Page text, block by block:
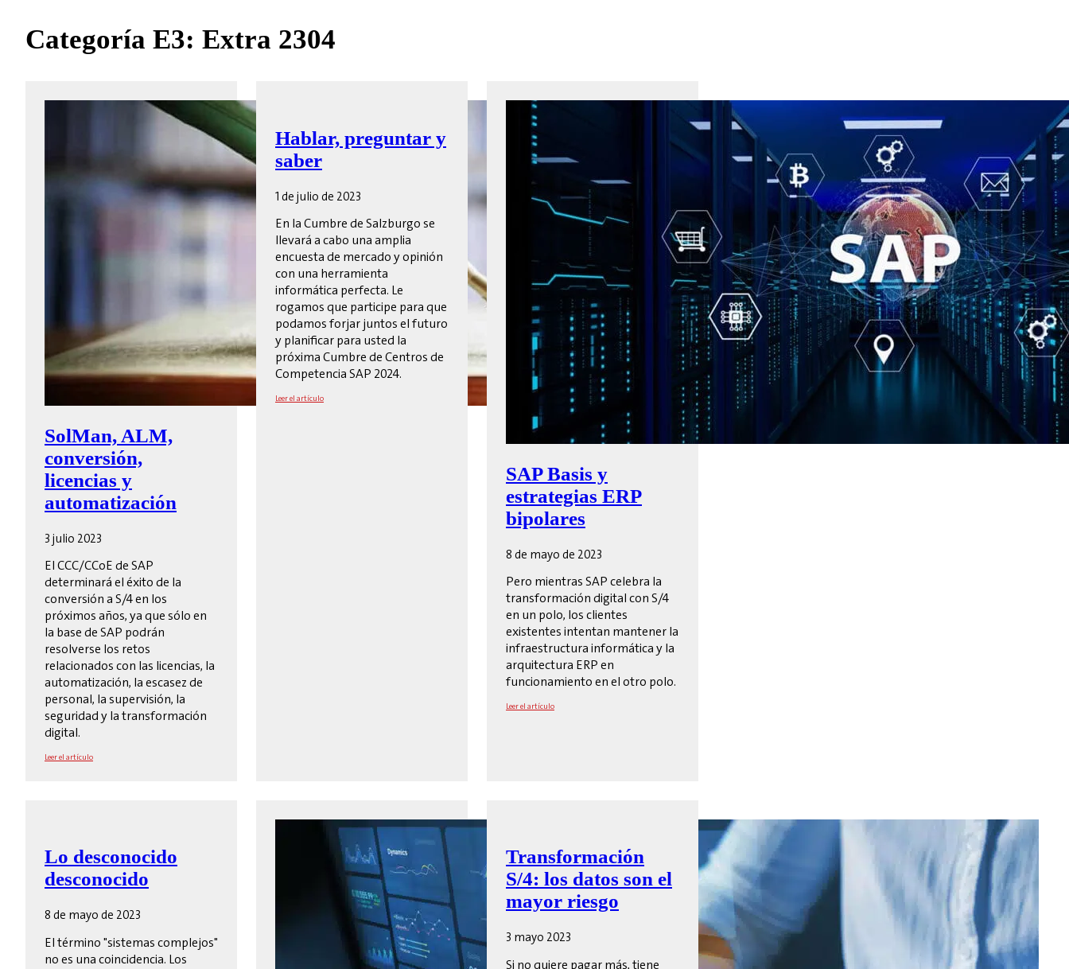
Categoría E3: Extra 2304
SolMan, ALM,
conversión,
licencias y
automatización
3 julio 2023
El CCC/CCoE de SAP
determinará el éxito de la
conversión a S/4 en los
próximos años, ya que sólo en
la base de SAP podrán
resolverse los retos
relacionados con las licencias, la
automatización, la escasez de
personal, la supervisión, la
seguridad y la transformación
digital.
Leer el artículo
Hablar, preguntar y
saber
1 de julio de 2023
En la Cumbre de Salzburgo se
llevará a cabo una amplia
encuesta de mercado y opinión
con una herramienta
informática perfecta. Le
rogamos que participe para que
podamos forjar juntos el futuro
y planificar para usted la
próxima Cumbre de Centros de
Competencia SAP 2024.
Leer el artículo
SAP Basis y
estrategias ERP
bipolares
8 de mayo de 2023
Pero mientras SAP celebra la
transformación digital con S/4
en un polo, los clientes
existentes intentan mantener la
infraestructura informática y la
arquitectura ERP en
funcionamiento en el otro polo.
Leer el artículo
Lo desconocido
desconocido
8 de mayo de 2023
El término "sistemas complejos"
no es una coincidencia. Los
Transformación
S/4: los datos son el
mayor riesgo
3 mayo 2023
Si no quiere pagar más, tiene